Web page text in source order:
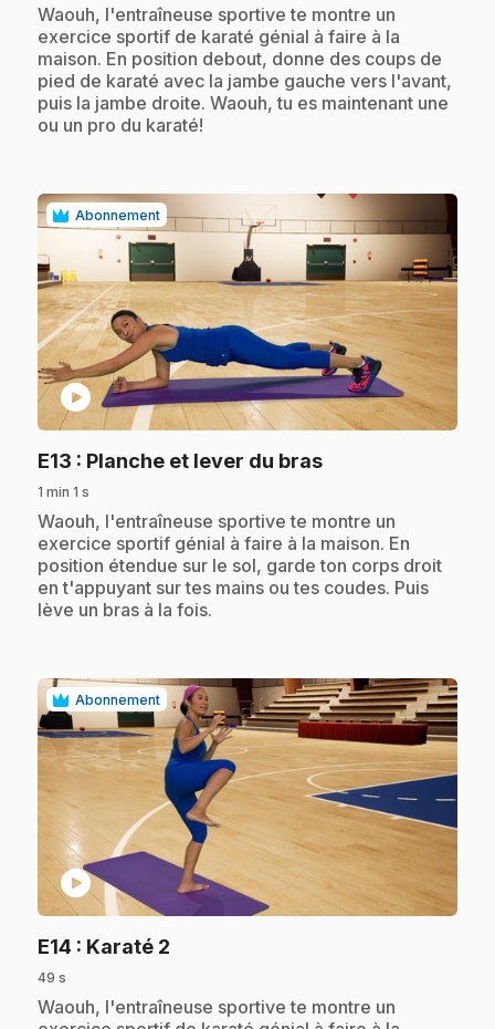
.Waouh, l'entraîneuse sportive te montre un
exercice sportif de karaté génial à faire à la
maison. En position debout, donne des coups de
pied de karaté avec la jambe gauche vers l'avant,
puis la jambe droite. Waouh, tu es maintenant une
ou un pro du karaté!
Abonnement
play_circle
E13 : Planche et lever du bras.
1 min 1 s
.Waouh, l'entraîneuse sportive te montre un
exercice sportif génial à faire à la maison. En
position étendue sur le sol, garde ton corps droit
en t'appuyant sur tes mains ou tes coudes. Puis
lève un bras à la fois.
Abonnement
play_circle
E14 : Karaté 2
49 s
.Waouh, l'entraîneuse sportive te montre un